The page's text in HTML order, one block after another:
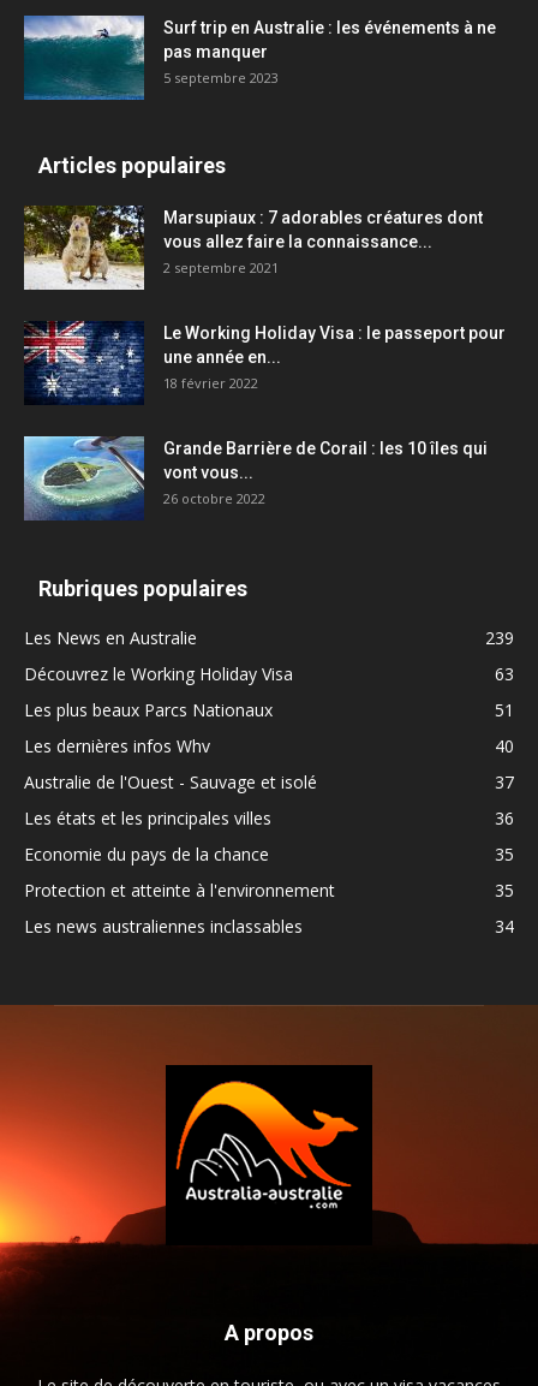
Surf trip en Australie : les événements à ne
pas manquer
5 septembre 2023
Articles populaires
Marsupiaux : 7 adorables créatures dont
vous allez faire la connaissance...
2 septembre 2021
Le Working Holiday Visa : le passeport pour
une année en...
18 février 2022
Grande Barrière de Corail : les 10 îles qui
vont vous...
26 octobre 2022
Rubriques populaires
Les News en Australie
239
Découvrez le Working Holiday Visa
63
Les plus beaux Parcs Nationaux
51
Les dernières infos Whv
40
Australie de l'Ouest - Sauvage et isolé
37
Les états et les principales villes
36
Economie du pays de la chance
35
Protection et atteinte à l'environnement
35
Les news australiennes inclassables
34
A propos